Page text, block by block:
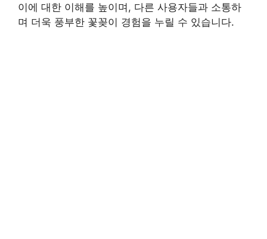
이에 대한 이해를 높이며, 다른 사용자들과 소통하
며 더욱 풍부한 꽃꽂이 경험을 누릴 수 있습니다.